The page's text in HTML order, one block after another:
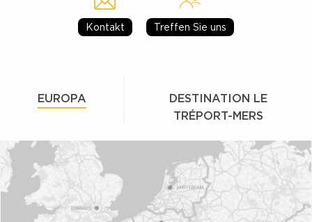
Kontakt Treffen Sie uns
EUROPA
DESTINATION LE
TRÉPORT-MERS